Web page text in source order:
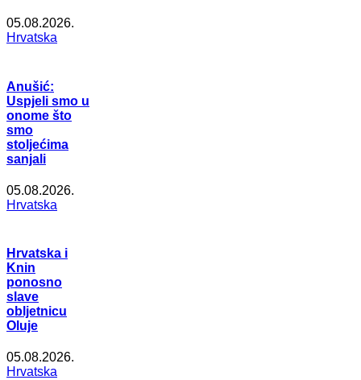
05.08.2026.
Hrvatska
Anušić:
Uspjeli smo u
onome što
smo
stoljećima
sanjali
05.08.2026.
Hrvatska
Hrvatska i
Knin
ponosno
slave
obljetnicu
Oluje
05.08.2026.
Hrvatska